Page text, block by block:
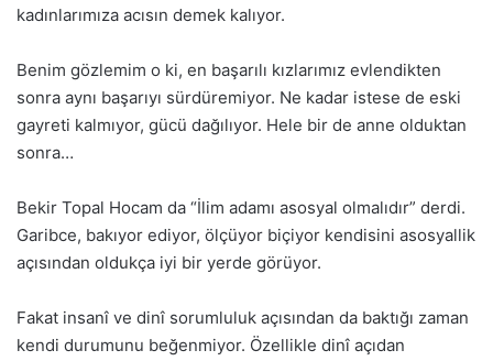
kadınlarımıza acısın demek kalıyor.
Benim gözlemim o ki, en başarılı kızlarımız evlendikten
sonra aynı başarıyı sürdüremiyor. Ne kadar istese de eski
gayreti kalmıyor, gücü dağılıyor. Hele bir de anne olduktan
sonra…
Bekir Topal Hocam da “İlim adamı asosyal olmalıdır” derdi.
Garibce, bakıyor ediyor, ölçüyor biçiyor kendisini asosyallik
açısından oldukça iyi bir yerde görüyor.
Fakat insanî ve dinî sorumluluk açısından da baktığı zaman
kendi durumunu beğenmiyor. Özellikle dinî açıdan